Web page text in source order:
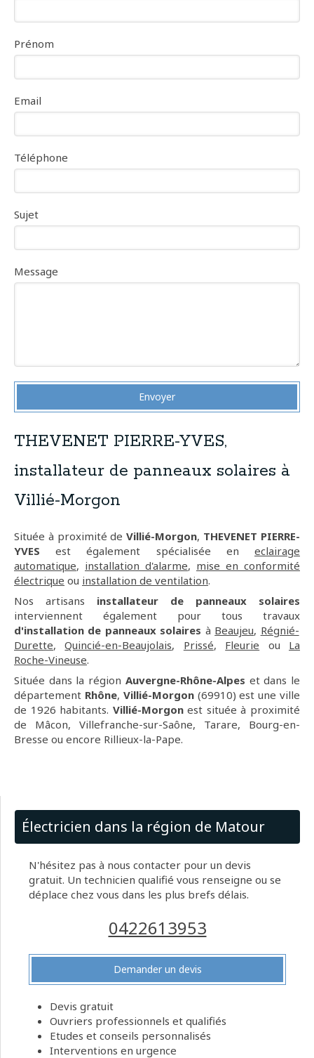
Prénom
Email
Téléphone
Sujet
Message
Envoyer
THEVENET PIERRE-YVES,
installateur de panneaux solaires à
Villié-Morgon
Située à proximité deVillié-Morgon, THEVENET PIERRE-
YVES est également spécialisée en eclairage
automatique, installation d'alarme, mise en conformité
électrique ou installation de ventilation.
Nos artisans installateur de panneaux solaires
interviennent également pour tous travaux
d'installation de panneaux solaires à Beaujeu, Régnié-
Durette,Quincié-en-Beaujolais, Prissé, Fleurie ou La
Roche-Vineuse.
Située dans la région Auvergne-Rhône-Alpes et dans le
département Rhône, Villié-Morgon(69910) est une ville
de 1926 habitants. Villié-Morgonest située à proximité
de Mâcon, Villefranche-sur-Saône, Tarare, Bourg-en-
Bresse ou encore Rillieux-la-Pape.
Électricien dans la région de Matour
N'hésitez pas à nous contacter pour un devis
gratuit. Un technicien qualifié vous renseigne ou se
déplace chez vous dans les plus brefs délais.
0422613953
Demander un devis
Devis gratuit
Ouvriers professionnels et qualifiés
Etudes et conseils personnalisés
Interventions en urgence